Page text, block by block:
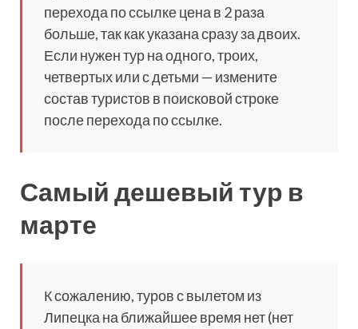
перехода по ссылке цена в 2 раза
больше, так как указана сразу за двоих.
Если нужен тур на одного, троих,
четвертых или с детьми — измените
состав туристов в поисковой строке
после перехода по ссылке.
Самый дешевый тур в
марте
К сожалению, туров с вылетом из
Липецка на ближайшее время нет (нет